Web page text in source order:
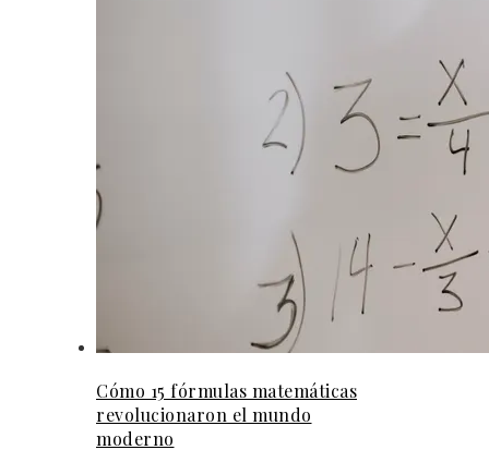
Cómo 15 fórmulas matemáticas
revolucionaron el mundo
moderno